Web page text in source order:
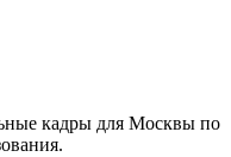
кадры для Москвы по